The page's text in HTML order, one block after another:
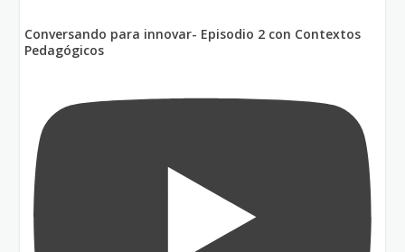
Conversando para innovar- Episodio 2 con Contextos
Pedagógicos